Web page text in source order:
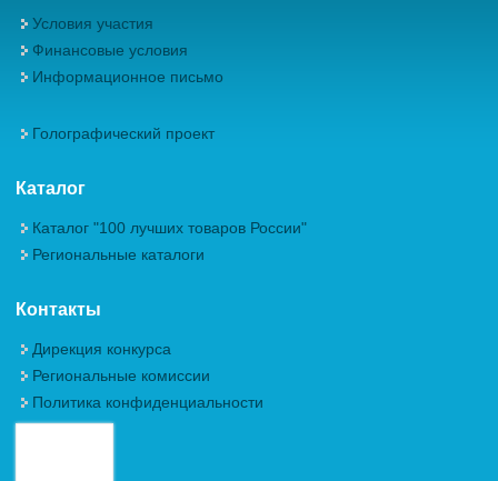
Условия участия
Финансовые условия
Информационное письмо
Голографический проект
Каталог
Каталог "100 лучших товаров России"
Региональные каталоги
Контакты
Дирекция конкурса
Региональные комиссии
Политика конфиденциальности